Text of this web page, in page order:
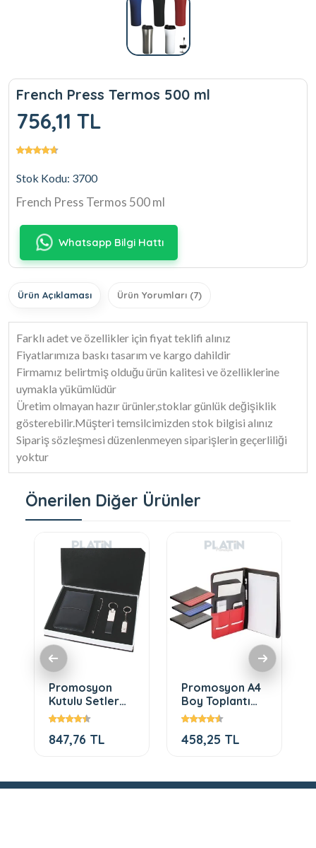
French Press Termos 500 ml
756,11 TL
Stok Kodu: 3700
French Press Termos 500 ml
Whatsapp Bilgi Hattı
Ürün Açıklaması Ürün Yorumları (7)
Farklı adet ve özellikler için fiyat teklifi alınız
Fiyatlarımıza baskı tasarım ve kargo dahildir
Firmamız belirtmiş olduğu ürün kalitesi ve özelliklerine
uymakla yükümlüdür
Üretim olmayan hazır ürünler,stoklar günlük değişiklik
gösterebilir.Müşteri temsilcimizden stok bilgisi alınız
Sipariş sözleşmesi düzenlenmeyen siparişlerin geçerliliği
yoktur
Önerilen Diğer Ürünler
Promosyon
Kutulu Setler
584
847,76 TL
Promosyon A4
Boy Toplantı
Bloknotu m
458,25 TL